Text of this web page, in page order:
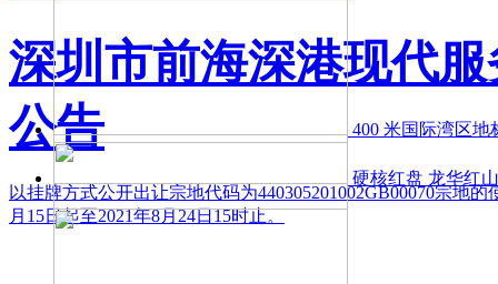
400 米国际湾区地
硬核红盘 龙华红
深圳市前海深港现代
公告
以挂牌方式公开出让宗地代码为440305201002GB00070宗地
月15日起至2021年8月24日15时止。